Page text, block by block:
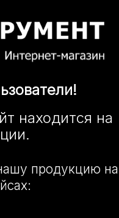
находится на
продукцию на